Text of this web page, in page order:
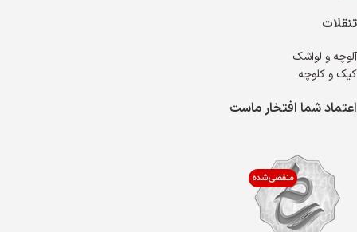
تنقلات
آلوچه و لواشک
کیک و کلوچه
اعتماد شما افتخار ماست